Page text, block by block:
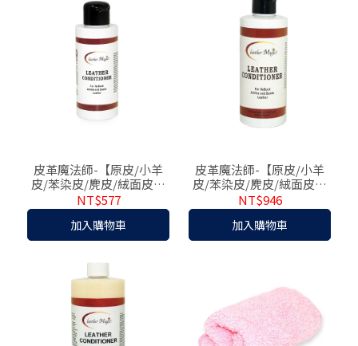
皮革魔法師-【原皮/小羊
皮/苯染皮/麂皮/絨面皮】
專用保養乳118ml
NT$577
加入購物車
皮革魔法師-【原皮/小羊
皮/苯染皮/麂皮/絨面皮】
專用保養乳236ml
NT$946
加入購物車